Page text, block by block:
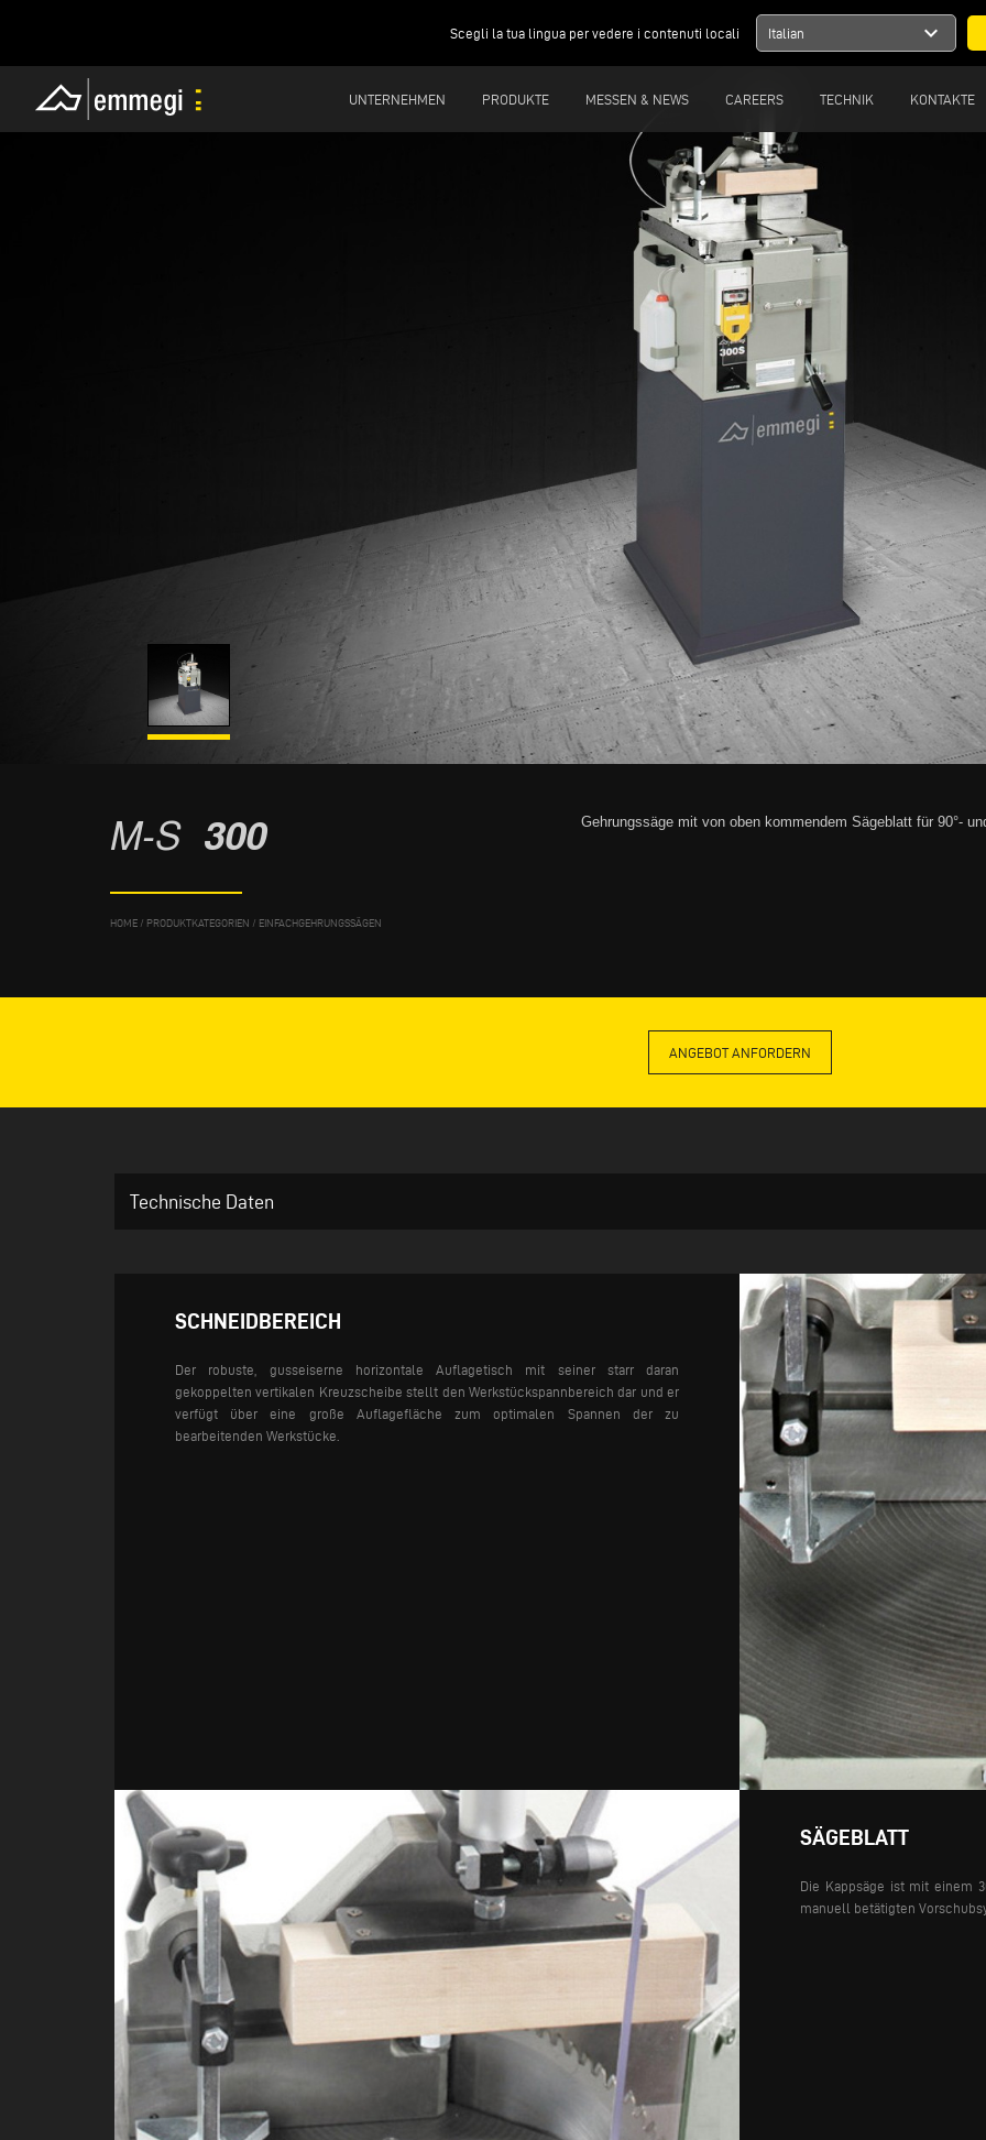
Scegli la tua lingua per vedere i contenuti locali Italian expand_more
UNTERNEHMEN PRODUKTE MESSEN & NEWS CAREERS TECHNIK KONTAKTE
M-S 300
HOME / PRODUKTKATEGORIEN / EINFACHGEHRUNGSSÄGEN
Gehrungssäge mit von oben kommendem Sägeblatt für 90°-
ANGEBOT ANFORDERN
Technische Daten
SCHNEIDBEREICH
Der robuste, gusseiserne horizontale Auflagetisch mit seiner starr daran
gekoppelten vertikalen Kreuzscheibe stellt den Werkstückspannbereich dar und er
verfügt über eine große Auflagefläche zum optimalen Spannen der zu
bearbeitenden Werkstücke.
SÄGEBLATT
Die Kappsäge ist mit einem
manuell betätigten